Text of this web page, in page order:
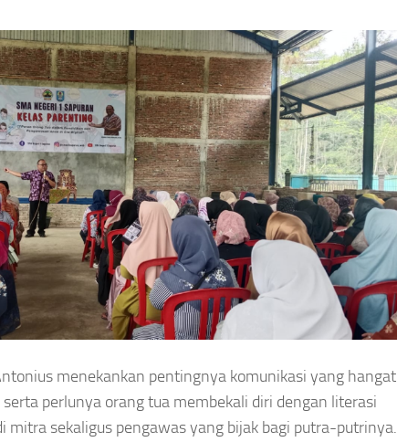
menekankan pentingnya komunikasi yang hangat
perlunya orang tua membekali diri dengan literasi
mitra sekaligus pengawas yang bijak bagi putra-putrinya.